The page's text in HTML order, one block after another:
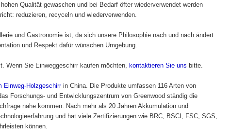
Qualität gewaschen und bei Bedarf öfter wiederverwendet werden
reduzieren, recyceln und wiederverwenden.
und Gastronomie ist, da sich unsere Philosophie nach und nach ändert
und Respekt dafür wünschen Umgebung.
Wenn Sie Einweggeschirr kaufen möchten, kontaktieren Sie uns bitte.
Einweg-Holzgeschirrin China. Die Produkte umfassen 116 Arten von
Forschungs- und Entwicklungszentrum von Greenwood ständig die
nahe kommen. Nach mehr als 20 Jahren Akkumulation und
und hat viele Zertifizierungen wie BRC, BSCI, FSC, SGS,
können.